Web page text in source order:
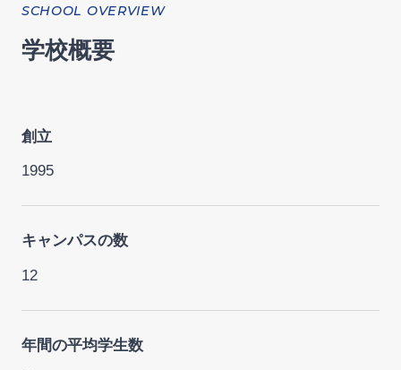
SCHOOL OVERVIEW
学校概要
創立
1995
キャンパスの数
12
年間の平均学生数